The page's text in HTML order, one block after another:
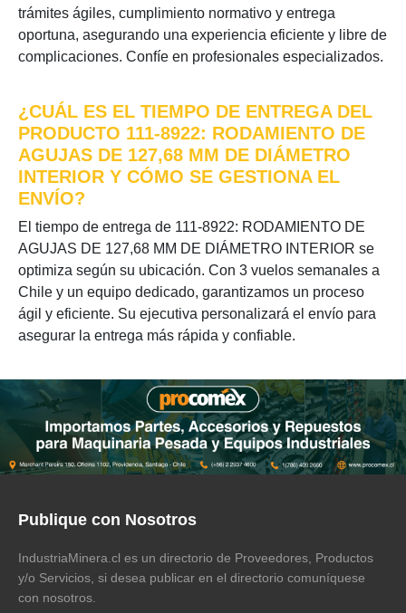
trámites ágiles, cumplimiento normativo y entrega
oportuna, asegurando una experiencia eficiente y libre de
complicaciones. Confíe en profesionales especializados.
¿CUÁL ES EL TIEMPO DE ENTREGA DEL
PRODUCTO 111-8922: RODAMIENTO DE
AGUJAS DE 127,68 MM DE DIÁMETRO
INTERIOR Y CÓMO SE GESTIONA EL
ENVÍO?
El tiempo de entrega de 111-8922: RODAMIENTO DE
AGUJAS DE 127,68 MM DE DIÁMETRO INTERIOR se
optimiza según su ubicación. Con 3 vuelos semanales a
Chile y un equipo dedicado, garantizamos un proceso
ágil y eficiente. Su ejecutiva personalizará el envío para
asegurar la entrega más rápida y confiable.
Publique con Nosotros
IndustriaMinera.cl es un directorio de Proveedores, Productos
y/o Servicios, si desea publicar en el directorio comuníquese
con nosotros.